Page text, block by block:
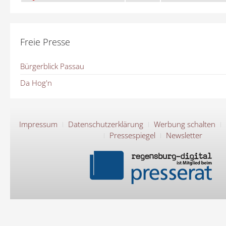
Freie Presse
Bürgerblick Passau
Da Hog'n
Impressum Datenschutzerklärung
Werbung schalten
Pressespiegel
Newsletter